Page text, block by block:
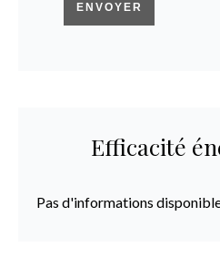
ENVOYER
Efficacité
Pas d'informations